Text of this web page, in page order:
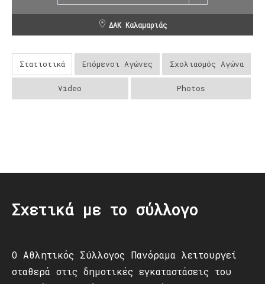
ΔΑΚ Καλαμαριάς
Στατιστικά Επόμενοι Αγώνες Σχολιασμός Αγώνα
Video Photos
Σχετικά με το σύλλογο
Ο Αθλητικός Σύλλογος Πανόραμα λειτουργεί
σταθερά στις δημοτικές εγκαταστάσεις του